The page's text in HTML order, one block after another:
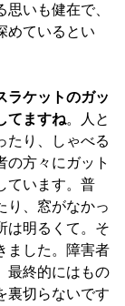
いも健在で、
めているとい
ラケットのガッ
てますね。人と
たり、しゃべる
の方々にガット
ています。普
り、窓がなかっ
は明るくて。そ
ました。障害者
最終的にはもの
裏切らないです